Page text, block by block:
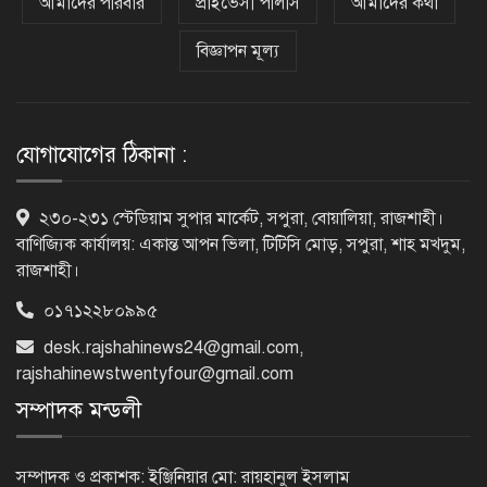
রাষ্ট্রপতি নির্বাচন: ডাকা হবে সংসদের বিশেষ
অধিবেশন
আহ্বান এমপি জামালের
বিজ্ঞাপন মূল্য
যোগাযোগের ঠিকানা :
২৩০-২৩১ স্টেডিয়াম সুপার মার্কেট, সপুরা, বোয়ালিয়া, রাজশাহী।
বাণিজ্যিক কার্যালয়: একান্ত আপন ভিলা, টিটিসি মোড়, সপুরা, শাহ মখদুম,
রাজশাহী।
০১৭১২২৮০৯৯৫
desk.rajshahinews24@gmail.com,
rajshahinewstwentyfour@gmail.com
সম্পাদক মন্ডলী
সম্পাদক ও প্রকাশক: ইঞ্জিনিয়ার মো: রায়হানুল ইসলাম